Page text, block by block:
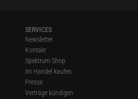
SERVICES
Newsletter
Kontakt
Spektrum Shop
Im Handel kaufen
Presse
Verträge kündigen